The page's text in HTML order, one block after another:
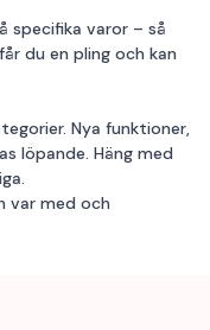
specifika varor – så
du en pling och kan
Nya funktioner,
löpande. Häng med
var med och